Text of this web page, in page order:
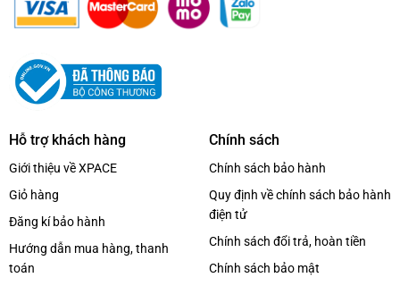
Hỗ trợ khách hàng
Giới thiệu về XPACE
Giỏ hàng
Đăng kí bảo hành
Hướng dẫn mua hàng, thanh
toán
Chính sách
Chính sách bảo hành
Quy định về chính sách bảo hành
điện tử
Chính sách đổi trả, hoàn tiền
Chính sách bảo mật